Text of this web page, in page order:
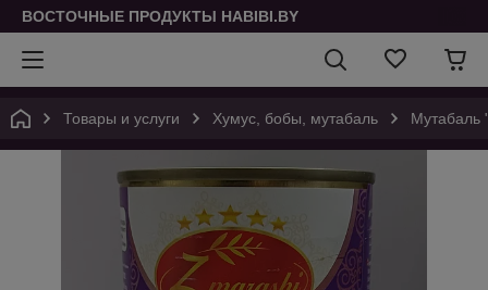
ВОСТОЧНЫЕ ПРОДУКТЫ HABIBI.BY
Товары и услуги Хумус, бобы, мутабаль Мутабаль